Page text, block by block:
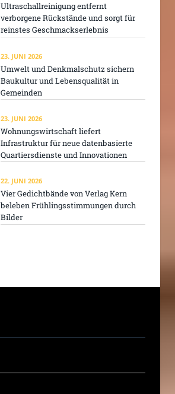
Ultraschallreinigung entfernt
verborgene Rückstände und sorgt für
reinstes Geschmackserlebnis
23. JUNI 2026
Umwelt und Denkmalschutz sichern
Baukultur und Lebensqualität in
Gemeinden
23. JUNI 2026
Wohnungswirtschaft liefert
Infrastruktur für neue datenbasierte
Quartiersdienste und Innovationen
22. JUNI 2026
Vier Gedichtbände von Verlag Kern
beleben Frühlingsstimmungen durch
Bilder